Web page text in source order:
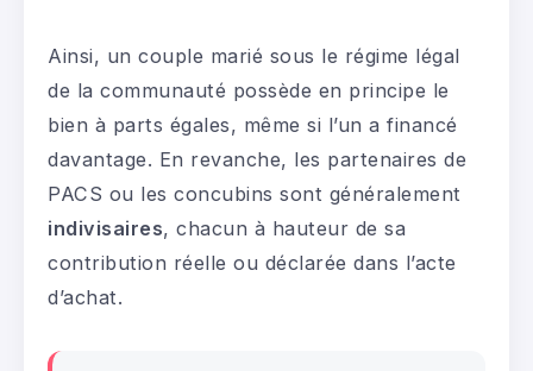
Ainsi, un couple marié sous le régime légal
de la communauté possède en principe le
bien à parts égales, même si l’un a financé
davantage. En revanche, les partenaires de
PACS ou les concubins sont généralement
indivisaires, chacun à hauteur de sa
contribution réelle ou déclarée dans l’acte
d’achat.